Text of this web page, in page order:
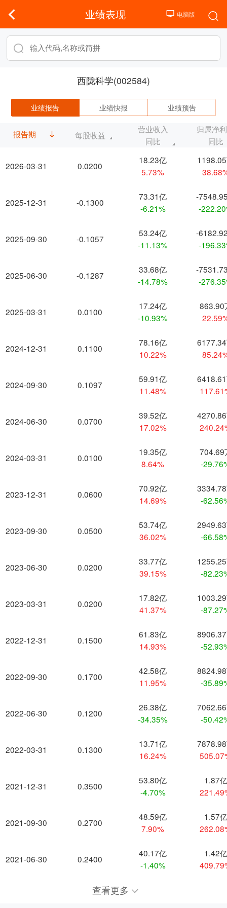
业绩表现
西陇科学(002584)
业绩报告 业绩快报 业绩预告
报告期
2026-03-31
2025-12-31
2025-09-30
2025-06-30
2025-03-31
2024-12-31
2024-09-30
2024-06-30
2024-03-31
2023-12-31
2023-09-30
2023-06-30
2023-03-31
2022-12-31
2022-09-30
2022-06-30
2022-03-31
2021-12-31
2021-09-30
2021-06-30
每股收益
营业收入
同比
归属净
同比
0.0200
18.23亿
5.73%
-0.1300
73.31亿
-6.21%
-
-
-0.1057
53.24亿
-11.13%
-
-
-0.1287
33.68亿
-14.78%
-
-
0.0100
17.24亿
-10.93%
863.90
0.1100
78.16亿
10.22%
0.1097
59.91亿
11.48%
0.0700
39.52亿
17.02%
0.0100
19.35亿
8.64%
704.69
-
0.0600
70.92亿
14.69%
-
0.0500
53.74亿
36.02%
-
0.0200
33.77亿
39.15%
-
0.0200
17.82亿
41.37%
-
0.1500
61.83亿
14.93%
-
0.1700
42.58亿
11.95%
-
0.1200
26.38亿
-34.35%
-
0.1300
13.71亿
16.24%
0.3500
53.80亿
-4.70%
1.87亿
0.2700
48.59亿
7.90%
1.57亿
0.2400
40.17亿
-1.40%
1.42亿
查看更多